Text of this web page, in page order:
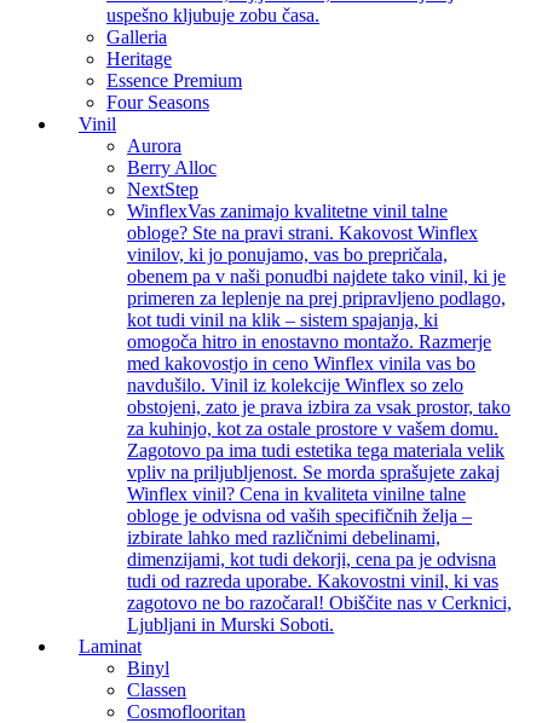
uspešno kljubuje zobu časa.
Galleria
Heritage
Essence Premium
Four Seasons
Vinil
Aurora
Berry Alloc
NextStep
WinflexVas zanimajo kvalitetne vinil talne
obloge? Ste na pravi strani. Kakovost Winflex
vinilov, ki jo ponujamo, vas bo prepričala,
obenem pa v naši ponudbi najdete tako vinil, ki je
primeren za leplenje na prej pripravljeno podlago,
kot tudi vinil na klik – sistem spajanja, ki
omogoča hitro in enostavno montažo. Razmerje
med kakovostjo in ceno Winflex vinila vas bo
navdušilo. Vinil iz kolekcije Winflex so zelo
obstojeni, zato je prava izbira za vsak prostor, tako
za kuhinjo, kot za ostale prostore v vašem domu.
Zagotovo pa ima tudi estetika tega materiala velik
vpliv na priljubljenost. Se morda sprašujete zakaj
Winflex vinil? Cena in kvaliteta vinilne talne
obloge je odvisna od vaših specifičnih želja –
izbirate lahko med različnimi debelinami,
dimenzijami, kot tudi dekorji, cena pa je odvisna
tudi od razreda uporabe. Kakovostni vinil, ki vas
zagotovo ne bo razočaral! Obiščite nas v Cerknici,
Ljubljani in Murski Soboti.
Laminat
Binyl
Classen
Cosmoflooritan